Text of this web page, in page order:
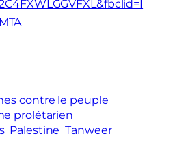
contre le peuple
prolétarien
Palestine Tanweer